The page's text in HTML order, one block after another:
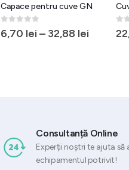
Capace pentru cuve GN
0out of 5
6,70 lei – 32,88 lei 0
Consultanță Online
Experții noștri te ajuta să
echipamentul potrivit!